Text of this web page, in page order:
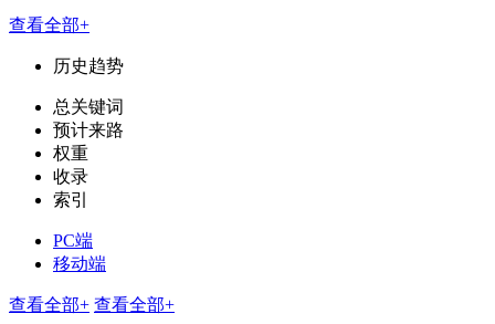
查看全部+
历史趋势
总关键词
预计来路
权重
收录
索引
PC端
移动端
查看全部+ 查看全部+